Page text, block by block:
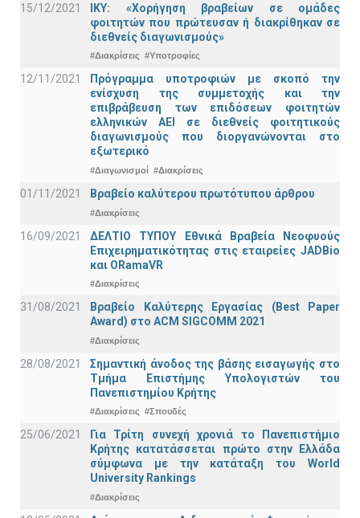
15/12/2021
IKY: «Χορήγηση βραβείων σε ομάδες
φοιτητών που πρώτευσαν ή διακρίθηκαν σε
διεθνείς διαγωνισμούς»
#Διακρίσεις #Υποτροφίες
12/11/2021
Πρόγραμμα υποτροφιών με σκοπό την
ενίσχυση της συμμετοχής και την
επιβράβευση των επιδόσεων φοιτητών
ελληνικών ΑΕΙ σε διεθνείς φοιτητικούς
διαγωνισμούς που διοργανώνονται στο
εξωτερικό
#Διαγωνισμοί #Διακρίσεις
01/11/2021 Bραβείο καλύτερου πρωτότυπου άρθρου
#Διακρίσεις
16/09/2021
ΔΕΛΤΙΟ ΤΥΠΟΥ Εθνικά Βραβεία Νεοφυούς
Επιχειρηματικότητας στις εταιρείες JADBio
και ORamaVR
#Διακρίσεις
31/08/2021
Βραβείο Καλύτερης Εργασίας (Best Paper
Award) στο ACM SIGCOMM 2021
#Διακρίσεις
28/08/2021
Σημαντική άνοδος της βάσης εισαγωγής στο
Τμήμα Επιστήμης Υπολογιστών του
Πανεπιστημίου Κρήτης
#Διακρίσεις #Σπουδές
25/06/2021
Για Τρίτη συνεχή χρονιά το Πανεπιστήμιο
Κρήτης κατατάσσεται πρώτο στην Ελλάδα
σύμφωνα με την κατάταξη του World
University Rankings
#Διακρίσεις